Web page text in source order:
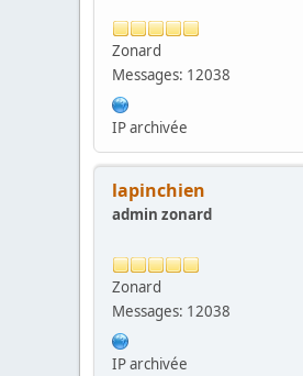
Zonard
Messages: 12038
IP archivée
lapinchien
admin zonard
Zonard
Messages: 12038
IP archivée